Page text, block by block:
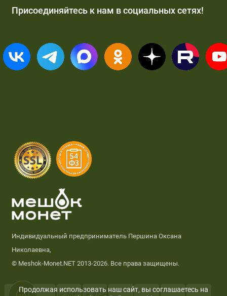
Присоединяйтесь к нам в социальных сетях!
Индивидуальный предприниматель Першина Оксана
Николаевна,
© Meshok-Monet.NET 2013-2026. Все права защищены.
Продолжая использовать наш сайт, вы соглашаетесь на